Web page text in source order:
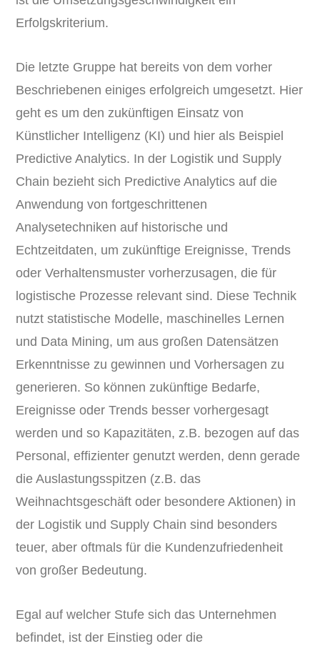
Erfolgskriterium.
Die letzte Gruppe hat bereits von dem vorher
Beschriebenen einiges erfolgreich umgesetzt. Hier
geht es um den zukünftigen Einsatz von
Künstlicher Intelligenz (KI) und hier als Beispiel
Predictive Analytics. In der Logistik und Supply
Chain bezieht sich Predictive Analytics auf die
Anwendung von fortgeschrittenen
Analysetechniken auf historische und
Echtzeitdaten, um zukünftige Ereignisse, Trends
oder Verhaltensmuster vorherzusagen, die für
logistische Prozesse relevant sind. Diese Technik
nutzt statistische Modelle, maschinelles Lernen
und Data Mining, um aus großen Datensätzen
Erkenntnisse zu gewinnen und Vorhersagen zu
generieren. So können zukünftige Bedarfe,
Ereignisse oder Trends besser vorhergesagt
werden und so Kapazitäten, z.B. bezogen auf das
Personal, effizienter genutzt werden, denn gerade
die Auslastungsspitzen (z.B. das
Weihnachtsgeschäft oder besondere Aktionen) in
der Logistik und Supply Chain sind besonders
teuer, aber oftmals für die Kundenzufriedenheit
von großer Bedeutung.
Egal auf welcher Stufe sich das Unternehmen
befindet, ist der Einstieg oder die